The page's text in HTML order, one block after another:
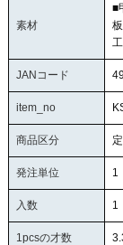
素材
■
JANコード
item_no
商品区分
発注単位 1
入数 1
1pcsの才数